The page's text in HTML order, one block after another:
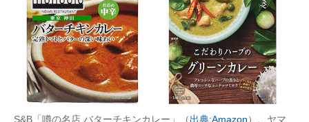
企業ITのトレンドを詳説
経営リーダーのコミュニティ
マーケ×ITの今がよく分かる
S&B「噂の名店 バターチキンカレー」（出典:Amazon）、ヤマ